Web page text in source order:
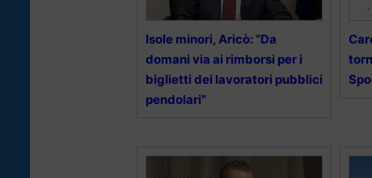
Isole minori, Aricò: “Da
domani via ai rimborsi per i
biglietti dei lavoratori pubblici
pendolari”